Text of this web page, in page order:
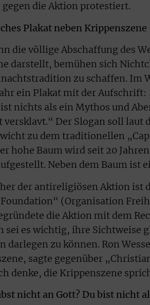
die Aktion protestiert.
Plakat neben Krippenszene
die völlige Abschaffung des
darstellt, bemühen sich
zu schaffen. Im
ein Plakat mit der
nichts als ein Mythos und
versklavt.“ Der Slogan soll
zu dem traditionellen
hohe Baum wird seit 20
Neben dem Baum ist
der antireligiösen Aktion ist
(Organisation
die Aktion mit dem
sei es wichtig, ihre Sichtweise
darlegen zu können. Ron
sagte gegenüber
denke, die Krippenszene
nicht an Gott? Du bist nicht